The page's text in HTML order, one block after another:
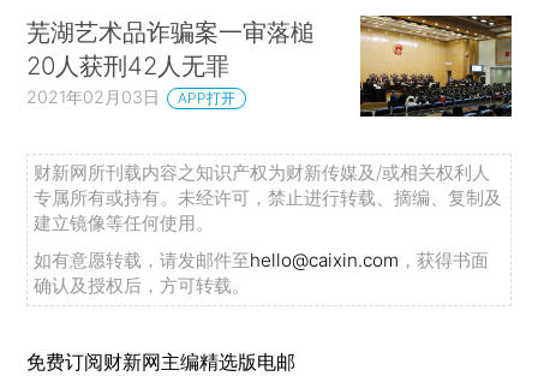
芜湖艺术品诈骗案一审落槌
20人获刑42人无罪
2021年02月03日 APP打开
财新网所刊载内容之知识产权为财新传媒及/或相关权利人
专属所有或持有。未经许可，禁止进行转载、摘编、复制及
建立镜像等任何使用。
如有意愿转载，请发邮件至hello@caixin.com ，获得书面
确认及授权后，方可转载。
免费订阅财新网主编精选版电邮